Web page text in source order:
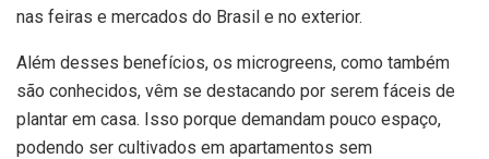
nas feiras e mercados do Brasil e no exterior.
Além desses benefícios, os microgreens, como também
são conhecidos, vêm se destacando por serem fáceis de
plantar em casa. Isso porque demandam pouco espaço,
podendo ser cultivados em apartamentos sem